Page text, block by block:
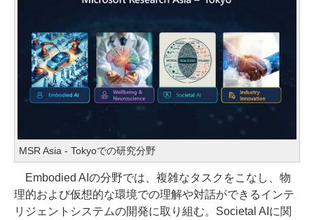
MSR Asia - Tokyoでの研究分野
Embodied AIの分野では、複雑なタスクをこなし、物
理的および仮想的な環境での理解や対話ができるインテ
リジェントシステムの開発に取り組む。Societal AIに関